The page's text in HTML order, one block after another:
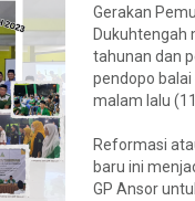
Gerakan
Dukuhtengah
tahunan dan
pendopo
malam lalu
Reformasi
baru ini
GP Ansor